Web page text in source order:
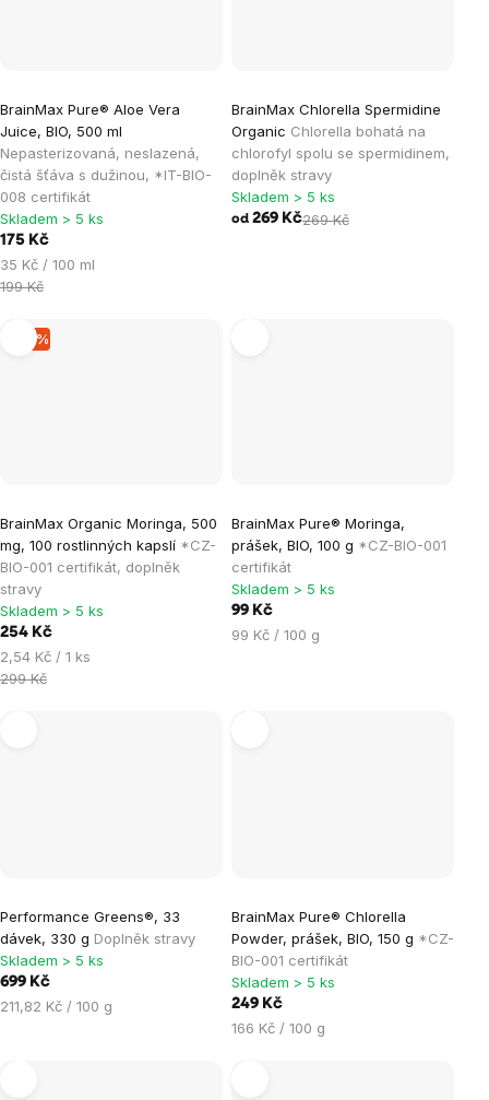
BrainMax Pure® Aloe Vera
Juice, BIO, 500 ml
Nepasterizovaná, neslazená,
čistá šťáva s dužinou, *IT-BIO-
008 certifikát
Skladem > 5 ks
175 Kč
Měrná
cena:
35 Kč / 100 ml
199 Kč
BrainMax Chlorella Spermidine
Organic Chlorella bohatá na
chlorofyl spolu se spermidinem,
doplněk stravy
Skladem > 5 ks
od 269 Kč269 Kč
–15 %
BrainMax Organic Moringa, 500
mg, 100 rostlinných kapslí *CZ-
BIO-001 certifikát, doplněk
stravy
Skladem > 5 ks
254 Kč
Měrná
cena:
2,54 Kč / 1 ks
299 Kč
BrainMax Pure® Moringa,
prášek, BIO, 100 g *CZ-BIO-001
certifikát
Skladem > 5 ks
99 Kč
Měrná
99 Kč / 100 g
Performance Greens®, 33
dávek, 330 g Doplněk stravy
Skladem > 5 ks
699 Kč
Měrná
211,82 Kč / 100 g
BrainMax Pure® Chlorella
Powder, prášek, BIO, 150 g *CZ-
BIO-001 certifikát
Skladem > 5 ks
249 Kč
Měrná
166 Kč / 100 g